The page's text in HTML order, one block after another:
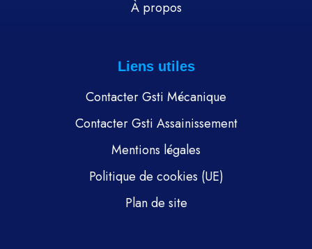
À propos
Liens utiles
Contacter Gsti Mécanique
Contacter Gsti Assainissement
Mentions légales
Politique de cookies (UE)
Plan de site